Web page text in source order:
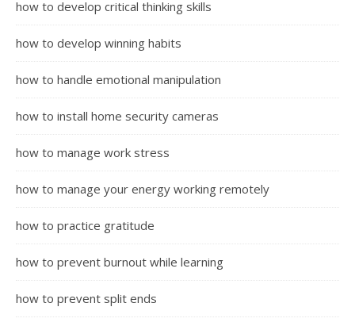
how to develop critical thinking skills
how to develop winning habits
how to handle emotional manipulation
how to install home security cameras
how to manage work stress
how to manage your energy working remotely
how to practice gratitude
how to prevent burnout while learning
how to prevent split ends